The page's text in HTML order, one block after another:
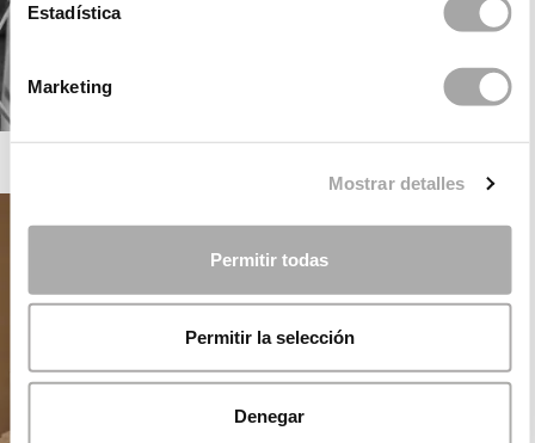
Estadística
Marketing
Mostrar detalles
Permitir todas
Permitir la selección
Denegar